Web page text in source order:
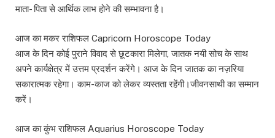
माता- पिता से आर्थिक लाभ होने की सम्भावना है।
आज का मकर राशिफल Capricorn Horoscope Today
आज के दिन कोई पुराने विवाद से छूटकारा मिलेगा, जातक नयी सोच के साथ
अपने कार्यक्षेत्र में उत्तम प्रदर्शन करेंगे। आज के दिन जातक का नज़रिया
सकारात्मक रहेगा। काम-काज को लेकर व्यस्तता रहेंगी।जीवनसाथी का सम्मान
करें।
आज का कुंभ राशिफल Aquarius Horoscope Today